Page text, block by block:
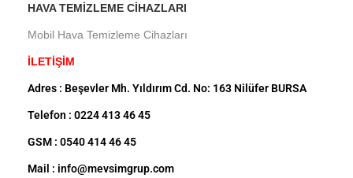
HAVA TEMIZLEME CIHAZLARI
Mobil Hava Temizleme Cihazları
İLETİŞİM
Adres : Beşevler Mh. Yıldırım Cd. No: 163 Nilüfer BURSA
Telefon : 0224 413 46 45
GSM : 0540 414 46 45
Mail : info@mevsimgrup.com